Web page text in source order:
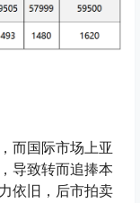
而国际市场上亚
导致转而追捧本
依旧，后市拍卖